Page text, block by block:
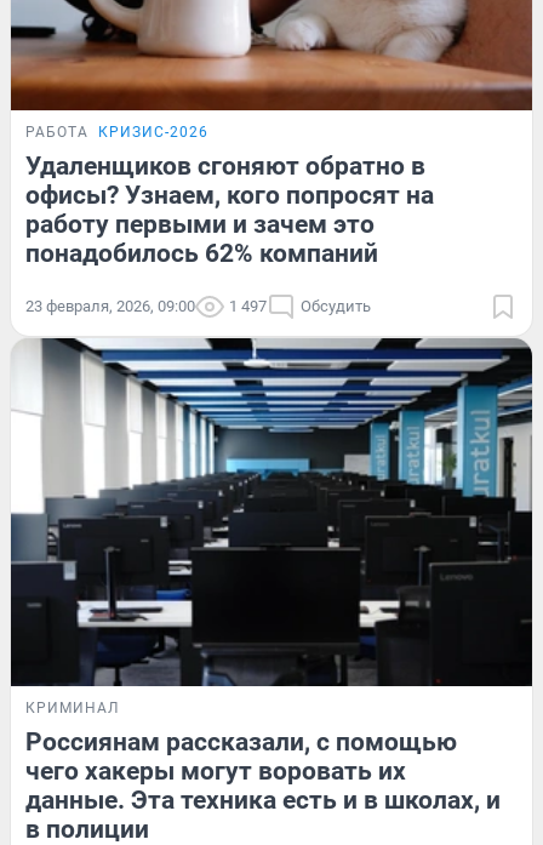
РАБОТА КРИЗИС-2026
Удаленщиков сгоняют обратно в
офисы? Узнаем, кого попросят на
работу первыми и зачем это
понадобилось 62% компаний
23 февраля, 2026, 09:00 1 497 Обсудить
КРИМИНАЛ
Россиянам рассказали, с помощью
чего хакеры могут воровать их
данные. Эта техника есть и в школах, и
в полиции